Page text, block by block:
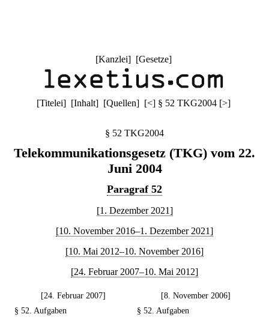
[Kanzlei] [Gesetze]
[Titelei] [Inhalt] [Quellen] [<] § 52 TKG2004 [>]
§ 52 TKG2004
Telekommunikationsgesetz (TKG) vom 22.
Juni 2004
Paragraf 52
[1. Dezember 2021]
[10. November 2016–1. Dezember 2021]
[10. Mai 2012–10. November 2016]
[24. Februar 2007–10. Mai 2012]
[24. Februar 2007]
[8. November 2006]
§ 52. Aufgaben
§ 52. Aufgaben